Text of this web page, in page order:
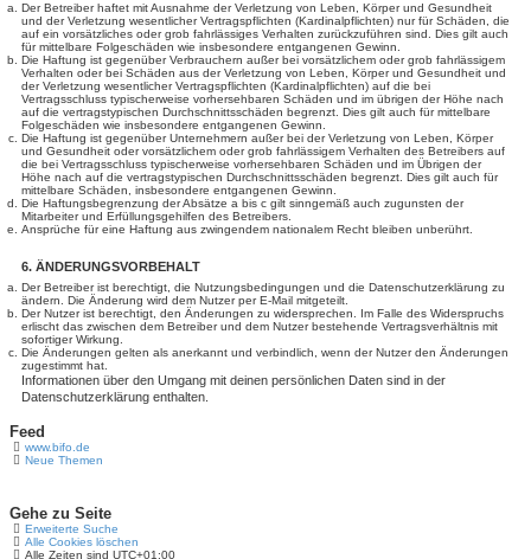
Der Betreiber haftet mit Ausnahme der Verletzung von Leben, Körper und Gesundheit
und der Verletzung wesentlicher Vertragspflichten (Kardinalpflichten) nur für Schäden, die
auf ein vorsätzliches oder grob fahrlässiges Verhalten zurückzuführen sind. Dies gilt auch
für mittelbare Folgeschäden wie insbesondere entgangenen Gewinn.
Die Haftung ist gegenüber Verbrauchern außer bei vorsätzlichem oder grob fahrlässigem
Verhalten oder bei Schäden aus der Verletzung von Leben, Körper und Gesundheit und
der Verletzung wesentlicher Vertragspflichten (Kardinalpflichten) auf die bei
Vertragsschluss typischerweise vorhersehbaren Schäden und im übrigen der Höhe nach
auf die vertragstypischen Durchschnittsschäden begrenzt. Dies gilt auch für mittelbare
Folgeschäden wie insbesondere entgangenen Gewinn.
Die Haftung ist gegenüber Unternehmern außer bei der Verletzung von Leben, Körper
und Gesundheit oder vorsätzlichem oder grob fahrlässigem Verhalten des Betreibers auf
die bei Vertragsschluss typischerweise vorhersehbaren Schäden und im Übrigen der
Höhe nach auf die vertragstypischen Durchschnittsschäden begrenzt. Dies gilt auch für
mittelbare Schäden, insbesondere entgangenen Gewinn.
Die Haftungsbegrenzung der Absätze a bis c gilt sinngemäß auch zugunsten der
Mitarbeiter und Erfüllungsgehilfen des Betreibers.
Ansprüche für eine Haftung aus zwingendem nationalem Recht bleiben unberührt.
6. ÄNDERUNGSVORBEHALT
Der Betreiber ist berechtigt, die Nutzungsbedingungen und die Datenschutzerklärung zu
ändern. Die Änderung wird dem Nutzer per E-Mail mitgeteilt.
Der Nutzer ist berechtigt, den Änderungen zu widersprechen. Im Falle des Widerspruchs
erlischt das zwischen dem Betreiber und dem Nutzer bestehende Vertragsverhältnis mit
sofortiger Wirkung.
Die Änderungen gelten als anerkannt und verbindlich, wenn der Nutzer den Änderungen
zugestimmt hat.
Informationen über den Umgang mit deinen persönlichen Daten sind in der
Datenschutzerklärung enthalten.
Feed
www.bifo.de
Neue Themen
Gehe zu Seite
Erweiterte Suche
Alle Cookies löschen
Alle Zeiten sind UTC+01:00